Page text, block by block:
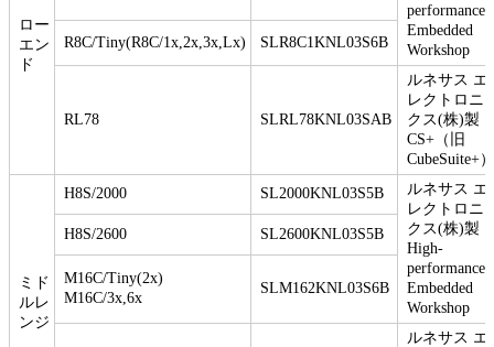
ロー
エン
ド
performance
Embedded
Workshop
R8C/Tiny(R8C/1x,2x,3x,Lx) SLR8C1KNL03S6B
RL78 SLRL78KNL03SAB
ルネサス エ
レクトロニ
クス(株)製
CS+（旧
CubeSuite+）
ミド
ルレ
ンジ
H8S/2000 SL2000KNL03S5B
ルネサス エ
レクトロニ
クス(株)製
High-
performance
Embedded
Workshop
H8S/2600 SL2600KNL03S5B
M16C/Tiny(2x)
M16C/3x,6x
SLM162KNL03S6B
ルネサス エ